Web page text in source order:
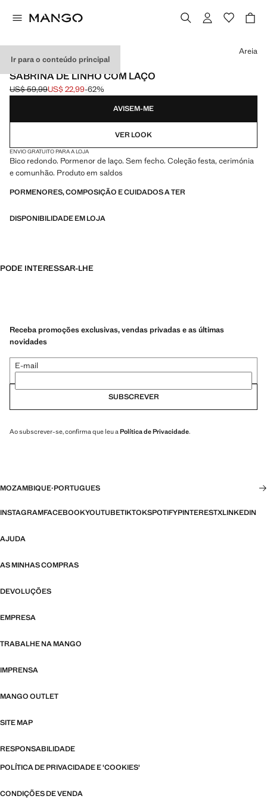
Ir para o conteúdo principal
CELEBRATION
SABRINA DE LINHO COM LAÇO
Preço inicial riscado [US$ 59,99 ]
US$ 59,99
Preço atual [US$ 22,99 ]
US$ 22,99-62%
Selecione uma cor
Areia
AVISEM-ME
VER LOOK
ENVIO GRATUITO PARA A LOJA
Bico redondo. Pormenor de laço. Sem fecho. Coleção festa, cerimónia
e comunhão. Produto em saldos
PORMENORES, COMPOSIÇÃO E CUIDADOS A TER
DISPONIBILIDADE EM LOJA
PODE INTERESSAR-LHE
Receba promoções exclusivas, vendas privadas e as últimas
novidades
E-mail
SUBSCREVER
Ao subscrever-se, confirma que leu a Política de Privacidade.
MOZAMBIQUE·PORTUGUES
INSTAGRAMFACEBOOKYOUTUBETIKTOKSPOTIFYPINTERESTXLINKEDIN
AJUDA
AS MINHAS COMPRAS
DEVOLUÇÕES
EMPRESA
TRABALHE NA MANGO
IMPRENSA
MANGO OUTLET
SITE MAP
RESPONSABILIDADE
POLÍTICA DE PRIVACIDADE E 'COOKIES'
CONDIÇÕES DE VENDA